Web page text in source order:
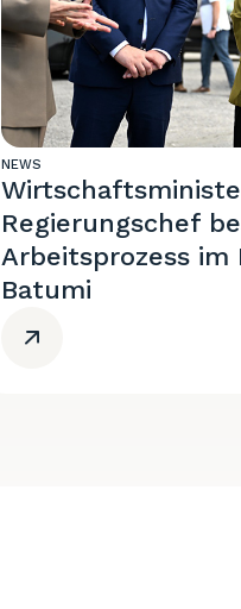
NEWS
Regierungschef
Arbeitsprozess im
Batumi